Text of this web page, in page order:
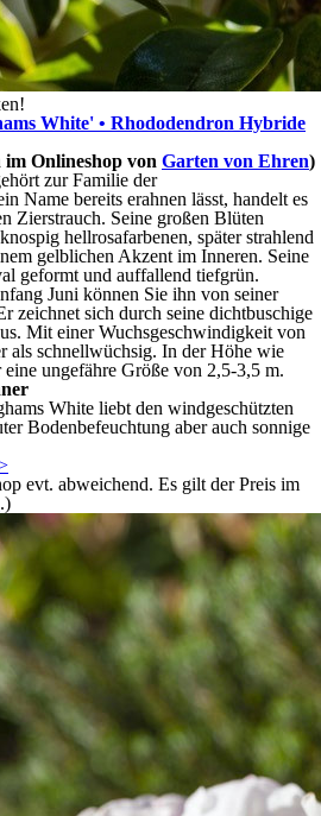
White' • Rhododendron Hybride
im Onlineshop von Garten von Ehren)
zur Familie der
Name bereits erahnen lässt, handelt es
Zierstrauch. Seine großen Blüten
hellrosafarbenen, später strahlend
gelblichen Akzent im Inneren. Seine
geformt und auffallend tiefgrün.
Juni können Sie ihn von seiner
zeichnet sich durch seine dichtbuschige
Mit einer Wuchsgeschwindigkeit von
als schnellwüchsig. In der Höhe wie
ungefähre Größe von 2,5-3,5 m.
White liebt den windgeschützten
Bodenbefeuchtung aber auch sonnige
evt. abweichend. Es gilt der Preis im
.)